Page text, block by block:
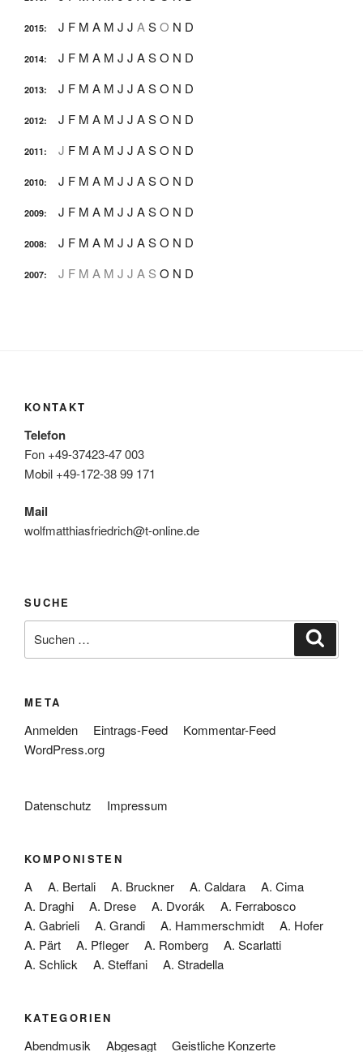
2015: J F M A M J J ASO N D
2014: J F M A M J J ASO N D
2013: J F M A M J J ASO N D
2012: J F M A M J J ASO N D
2011: J F M A M J J ASO N D
2010: J F M A M J J ASO N D
2009: J F M A M J J ASO N D
2008: J F M A M J J ASO N D
2007: J F M A M J J A S O N D
KONTAKT
Telefon
Fon +49-37423-47 003
Mobil +49-172-38 99 171
Mail
wolfmatthiasfriedrich@t-online.de
SUCHE
nach:
META
Anmelden Eintrags-Feed
Kommentar-Feed
WordPress.org
Datenschutz Impressum
KOMPONISTEN
A A. Bertali A. Bruckner A. Caldara
A. Cima
A. Draghi
A. Drese A. Dvorák
A. Ferrabosco
A. Gabrieli
A. Grandi A. Hammerschmidt
A. Hofer
A. Pärt
A. Pfleger A. Romberg
A. Scarlatti
A. Schlick
A. Steffani A. Stradella
KATEGORIEN
Abendmusik Abgesagt Geistliche Konzerte